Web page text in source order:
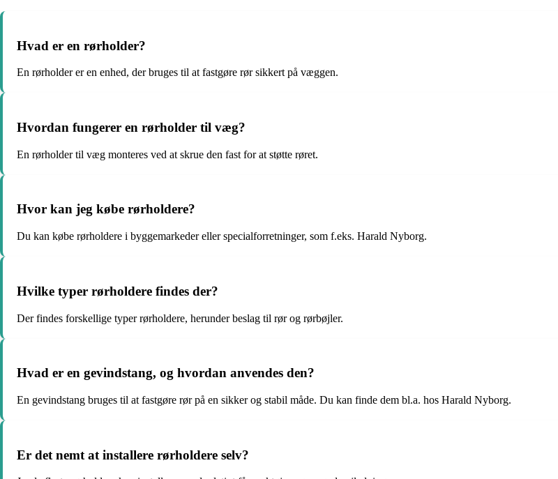
Hvad er en rørholder?
En rørholder er en enhed, der bruges til at fastgøre rør sikkert på væggen.
Hvordan fungerer en rørholder til væg?
En rørholder til væg monteres ved at skrue den fast for at støtte røret.
Hvor kan jeg købe rørholdere?
Du kan købe rørholdere i byggemarkeder eller specialforretninger, som f.eks. Harald Nyborg.
Hvilke typer rørholdere findes der?
Der findes forskellige typer rørholdere, herunder beslag til rør og rørbøjler.
Hvad er en gevindstang, og hvordan anvendes den?
En gevindstang bruges til at fastgøre rør på en sikker og stabil måde. Du kan finde dem bl.a. hos Harald Nyborg.
Er det nemt at installere rørholdere selv?